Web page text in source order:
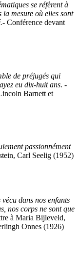
se réfèrent à
la mesure où elles sont
- Conférence devant
de préjugés qui
eu dix-huit ans. -
Barnett et
passionnément
Carl Seelig (1952)
dans nos enfants
nos corps ne sont que
à Maria Bijleveld,
Onnes (1926)